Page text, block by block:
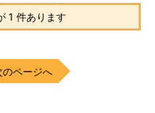
1 件あります
のページへ